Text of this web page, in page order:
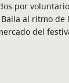
por
al ritmo de
del